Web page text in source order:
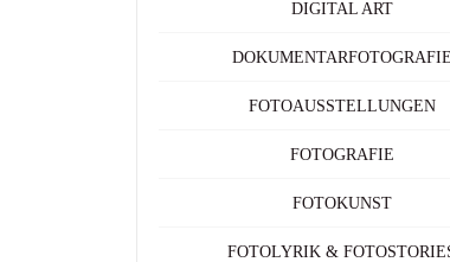
DIGITAL ART
DOKUMENTARFOTOGRAFIE
FOTOAUSSTELLUNGEN
FOTOGRAFIE
FOTOKUNST
FOTOLYRIK &